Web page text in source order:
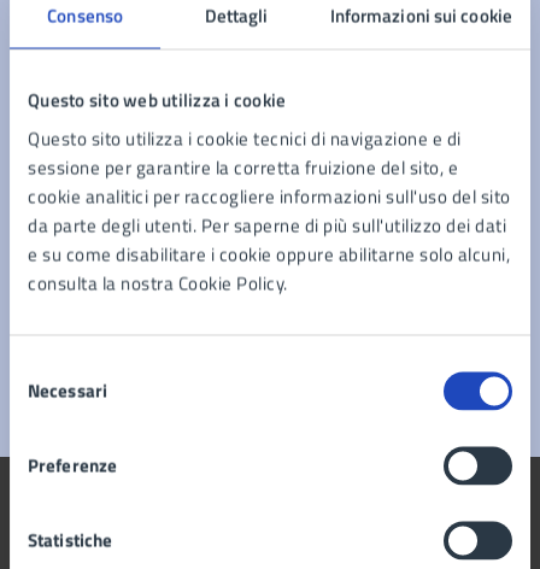
Consenso Dettagli Informazioni sui cookie
Questo sito web utilizza i cookie
Questo sito utilizza i cookie tecnici di navigazione e di
sessione per garantire la corretta fruizione del sito, e
cookie analitici per raccogliere informazioni sull'uso del sito
da parte degli utenti. Per saperne di più sull'utilizzo dei dati
e su come disabilitare i cookie oppure abilitarne solo alcuni,
consulta la nostra Cookie Policy.
delNecessari
Preferenze
Statistiche
Contatta il comune
Leggi le domande frequenti
Richiedi assistenza
Prenota appuntamento